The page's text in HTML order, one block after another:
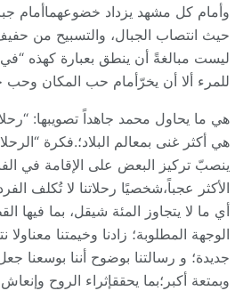
وأمام كل مشهد يزداد خضوعهماأمام
حيث انتصاب الجبال، والتسبيح من
ليست مبالغةً أن ينطق بعبارة كهذه
للمرء ألا أن يخرّأمام حب المكان وحب
هي ما يحاول محمد جاهداً تصويبها:
هي أكثر غنى بمعالم البلاد؛.فكرة
ينصبّ تركيز البعض على الإقامة في
الأكثر عجباً،شخصيًا رحلاتنا لا تُكلف
أي ما لا يتجاوز المئة شيقل، بما فيها
الوجهة المطلوبة؛ زادنا وخيمتنا
جديدة؛ و رسالتنا بوضوح أننا بوسعنا
وبمتعة أكبر؛بما يحققإثراء الروح